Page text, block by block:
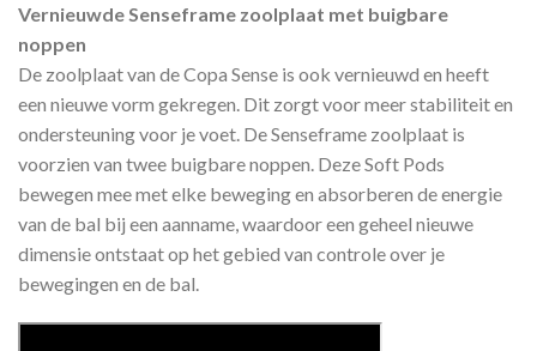
Vernieuwde Senseframe zoolplaat met buigbare
noppen
De zoolplaat van de Copa Sense is ook vernieuwd en heeft
een nieuwe vorm gekregen. Dit zorgt voor meer stabiliteit en
ondersteuning voor je voet. De Senseframe zoolplaat is
voorzien van twee buigbare noppen. Deze Soft Pods
bewegen mee met elke beweging en absorberen de energie
van de bal bij een aanname, waardoor een geheel nieuwe
dimensie ontstaat op het gebied van controle over je
bewegingen en de bal.